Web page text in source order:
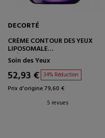
DECORTÉ
CRÈME CONTOUR DES YEUX
LIPOSOMALE
CRÈME HYDRATANTE
CONTOUR DES YEUX
Soin des Yeux
52,93 € 34% Réduction
Prix d'origine 79,60 €
5 revues